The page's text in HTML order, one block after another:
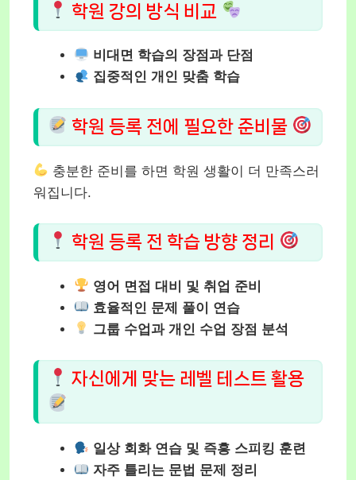
학원 강의 방식 비교
비대면 학습의 장점과 단점
집중적인 개인 맞춤 학습
학원 등록 전에 필요한 준비물
충분한 준비를 하면 학원 생활이 더 만족스러
워집니다.
학원 등록 전 학습 방향 정리
영어 면접 대비 및 취업 준비
효율적인 문제 풀이 연습
그룹 수업과 개인 수업 장점 분석
자신에게 맞는 레벨 테스트 활용
일상 회화 연습 및 즉흥 스피킹 훈련
자주 틀리는 문법 문제 정리